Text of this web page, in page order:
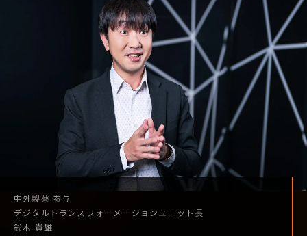
中外製薬 参与
デジタル トランスフォーメーションユニット長
鈴木 貴雄